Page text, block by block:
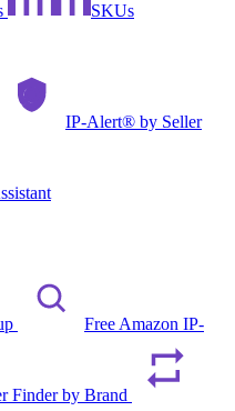
SKUs
IP-Alert® by Seller
Free Amazon IP-
Finder by Brand